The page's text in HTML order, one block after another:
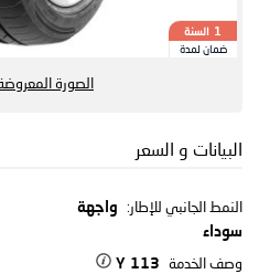
1 السنة
ضمان لمدة
الصورة المعروضة
البيانات و السعر
النمط الجانبي للإطار:
واجهة
سوداء
وصف الخدمة 113 Y